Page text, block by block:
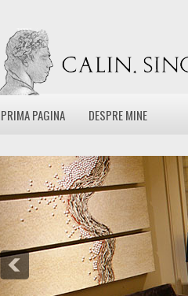
PRIMA PAGINA DESPRE MINE